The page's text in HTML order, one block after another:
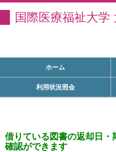
国際医療福祉大
ホーム
利用状況照会
借りている図書の返却日・
確認ができます